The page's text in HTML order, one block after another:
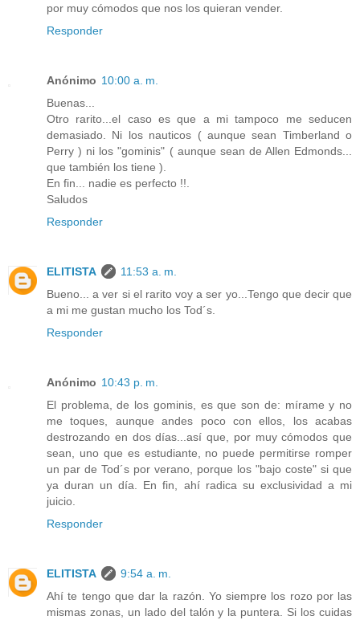
por muy cómodos que nos los quieran vender.
Responder
Anónimo 10:00 a. m.
Buenas...
Otro rarito...el caso es que a mi tampoco me seducen
demasiado. Ni los nauticos ( aunque sean Timberland o
Perry ) ni los "gominis" ( aunque sean de Allen Edmonds...
que también los tiene ).
En fin... nadie es perfecto !!.
Saludos
Responder
ELITISTA
11:53 a. m.
Bueno... a ver si el rarito voy a ser yo...Tengo que decir que
a mi me gustan mucho los Tod´s.
Responder
Anónimo 10:43 p. m.
El problema, de los gominis, es que son de: mírame y no
me toques, aunque andes poco con ellos, los acabas
destrozando en dos días...así que, por muy cómodos que
sean, uno que es estudiante, no puede permitirse romper
un par de Tod´s por verano, porque los "bajo coste" si que
ya duran un día. En fin, ahí radica su exclusividad a mi
juicio.
Responder
ELITISTA
9:54 a. m.
Ahí te tengo que dar la razón. Yo siempre los rozo por las
mismas zonas, un lado del talón y la puntera. Si los cuidas